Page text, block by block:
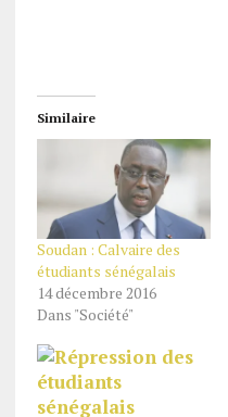
Similaire
Soudan : Calvaire des
étudiants sénégalais
14 décembre 2016
Dans "Société"